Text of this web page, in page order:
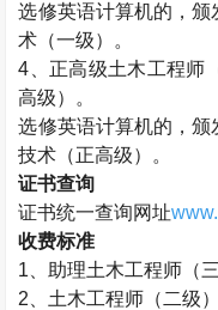
选修英语计算机的，
术（一级）。
4、正高级土木工程师
高级）。
选修英语计算机的，颁
技术（正高级）。
证书查询
证书统一查询网址
收费标准
1、助理土木工程师 （
2、 土木工程师 （二